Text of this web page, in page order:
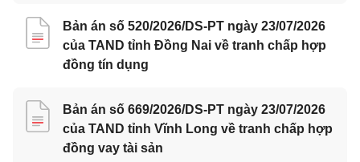
Bản án số 520/2026/DS-PT ngày 23/07/2026
của TAND tỉnh Đồng Nai về tranh chấp hợp
đồng tín dụng
Bản án số 669/2026/DS-PT ngày 23/07/2026
của TAND tỉnh Vĩnh Long về tranh chấp hợp
đồng vay tài sản